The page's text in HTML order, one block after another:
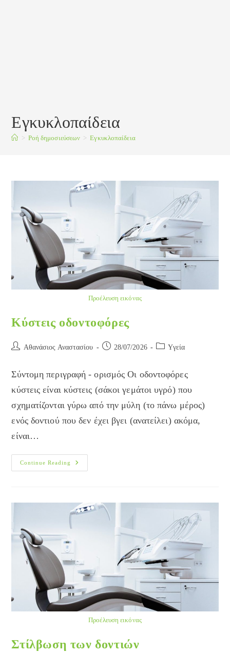
Εγκυκλοπαίδεια
> Ροή δημοσιεύσεων > Εγκυκλοπαίδεια
Προέλευση εικόνας
Κύστεις οδοντοφόρες
Post Αθανάσιος Αναστασίου
Post 28/07/2026
PostYγεία
Σύντομη περιγραφή - ορισμός Οι οδοντοφόρες
κύστεις είναι κύστεις (σάκοι γεμάτοι υγρό) που
σχηματίζονται γύρω από την μύλη (το πάνω μέρος)
ενός δοντιού που δεν έχει βγει (ανατείλει) ακόμα,
είναι…
Continue Reading
Κύστεις
Οδοντοφόρες
Προέλευση εικόνας
Στίλβωση των δοντιών